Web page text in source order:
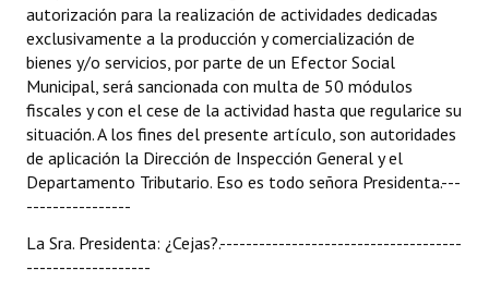
autorización para la realización de actividades dedicadas
exclusivamente a la producción y comercialización de
bienes y/o servicios, por parte de un Efector Social
Municipal, será sancionada con multa de 50 módulos
fiscales y con el cese de la actividad hasta que regularice su
situación. A los fines del presente artículo, son autoridades
de aplicación la Dirección de Inspección General y el
Departamento Tributario. Eso es todo señora Presidenta.---
----------------
La Sra. Presidenta: ¿Cejas?.-------------------------------------
-------------------